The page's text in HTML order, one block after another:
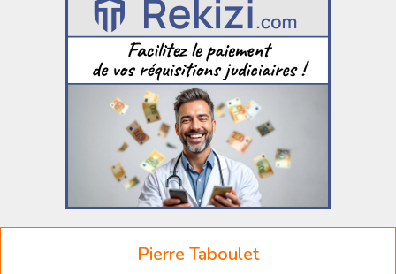
Pierre Taboulet